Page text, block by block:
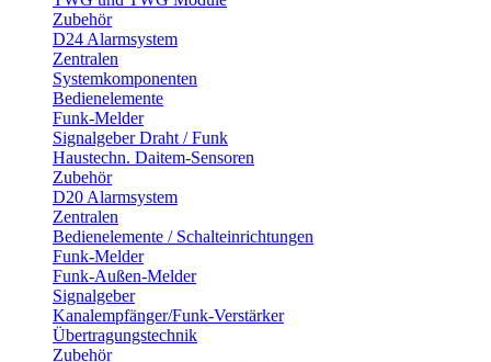
Zubehör
D24 Alarmsystem
Zentralen
Systemkomponenten
Bedienelemente
Funk-Melder
Signalgeber Draht / Funk
Haustechn. Daitem-Sensoren
Zubehör
D20 Alarmsystem
Zentralen
Bedienelemente / Schalteinrichtungen
Funk-Melder
Funk-Außen-Melder
Signalgeber
Kanalempfänger/Funk-Verstärker
Übertragungstechnik
Zubehör